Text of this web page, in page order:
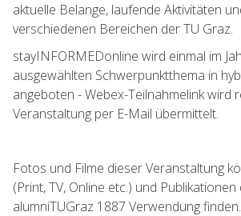
aktuelle Belange, laufende Aktivitäten
verschiedenen Bereichen der TU Graz.
stayINFORMEDonline wird einmal im
ausgewählten Schwerpunktthema in
angeboten - Webex-Teilnahmelink wird
Veranstaltung per E-Mail übermittelt.
Fotos und Filme dieser Veranstaltung
(Print, TV, Online etc.) und
alumniTUGraz 1887 Verwendung